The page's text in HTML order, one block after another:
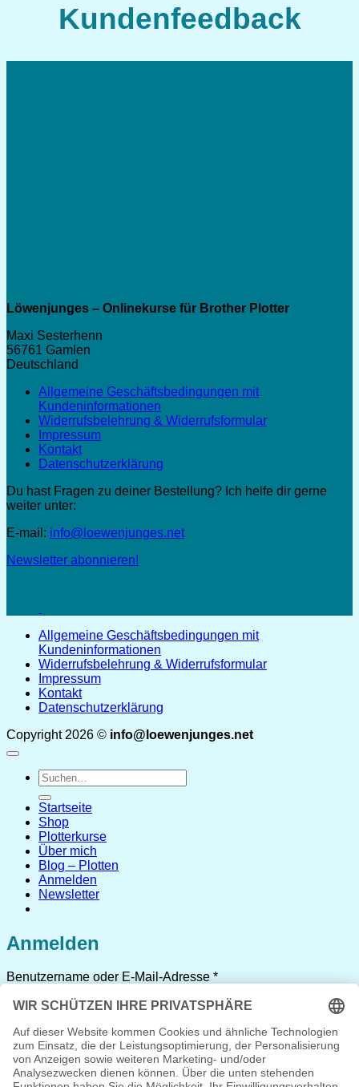
Kundenfeedback
Löwenjunges – Onlinekurse für Brother Plotter
Maxi Sesterhenn
56761 Gamlen
Deutschland
Allgemeine Geschäftsbedingungen mit
Kundeninformationen
Widerrufsbelehrung & Widerrufsformular
Impressum
Kontakt
Datenschutzerklärung
Du hast Fragen zu deiner Bestellung? Ich helfe dir gerne
weiter unter:
E-mail: info@loewenjunges.net
Newsletter abonnieren!
Allgemeine Geschäftsbedingungen mit
Kundeninformationen
Widerrufsbelehrung & Widerrufsformular
Impressum
Kontakt
Datenschutzerklärung
Copyright 2026 © info@loewenjunges.net
Suchen
nach:
Startseite
Shop
Plotterkurse
Über mich
Blog – Plotten
Anmelden
Newsletter
Anmelden
Benutzername oder E-Mail-Adresse *Erforderlich
Angemeldet bleiben Anmelden
Passwort vergessen?